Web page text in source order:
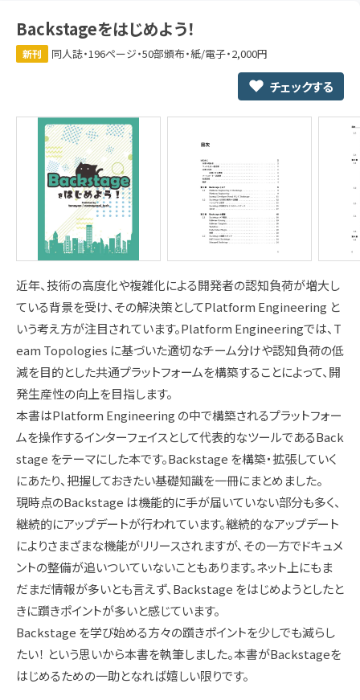
Backstageをはじめよう！
新刊 同人誌・196ページ・50部頒布・紙/電子・2,000円
チェックする
近年、技術の高度化や複雑化による開発者の認知負荷が増大し
ている背景を受け、その解決策としてPlatform Engineering と
いう考え方が注目されています。Platform Engineeringでは、T
eam Topologies に基づいた適切なチーム分けや認知負荷の低
減を目的とした共通プラットフォームを構築することによって、開
発生産性の向上を目指します。
本書はPlatform Engineering の中で構築されるプラットフォー
ムを操作するインターフェイスとして代表的なツールであるBack
stage をテーマにした本です。Backstage を構築・拡張していく
にあたり、把握しておきたい基礎知識を一冊にまとめました。
現時点のBackstage は機能的に手が届いていない部分も多く、
継続的にアップデートが行われています。継続的なアップデート
によりさまざまな機能がリリースされますが、その一方でドキュメ
ントの整備が追いついていないこともあります。ネット上にもま
だまだ情報が多いとも言えず、Backstage をはじめようとしたと
きに躓きポイントが多いと感じています。
Backstage を学び始める方々の躓きポイントを少しでも減らし
たい！ という思いから本書を執筆しました。本書がBackstageを
はじめるための一助となれば嬉しい限りです。